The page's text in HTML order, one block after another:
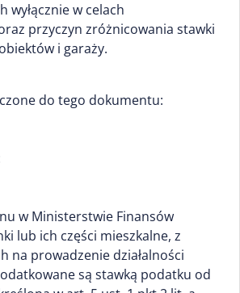
wyłącznie w celach
przyczyn zróżnicowania stawki
i garaży.
do tego dokumentu:
w Ministerstwie Finansów
lub ich części mieszkalne, z
na prowadzenie działalności
są stawką podatku od